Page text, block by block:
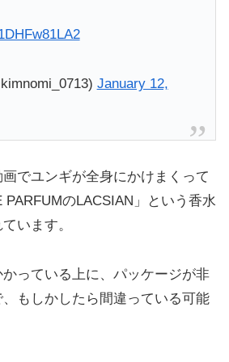
January 12,
でユンギが全身にかけまくって
PARFUMのLACSIAN」という香水
います。
っている上に、パッケージが非
もしかしたら間違っている可能